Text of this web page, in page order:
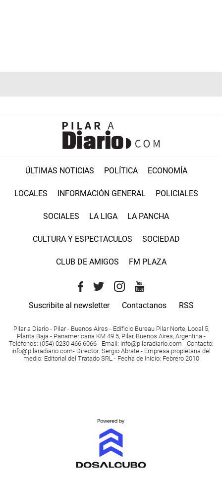
ÚLTIMAS NOTICIAS POLÍTICA ECONOMÍA
LOCALES INFORMACIÓN GENERAL POLICIALES
SOCIALES LA LIGA LA PANCHA
CULTURA Y ESPECTACULOS SOCIEDAD
CLUB DE AMIGOS FM PLAZA
Suscribite al newsletter Contactanos RSS
Pilar a Diario - Pilar - Buenos Aires - Edificio Bureau Pilar Norte, Local 5,
Planta Baja - Panamericana KM 49.5, Pilar, Buenos Aires, Argentina -
Teléfonos: (054) 0230 466 6066 - Email : info@pilaradiario.com - Contacto:
info@pilaradiario.com- Director: Sergio Abrate - Empresa propietaria del
medio: Editorial del Tratado SRL - Fecha de Inicio: Febrero 2010